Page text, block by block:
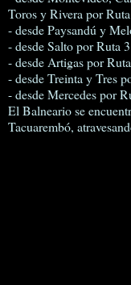
Toros y Rivera por
- desde Paysandú y
- desde Salto por Ruta
- desde Artigas por
- desde Treinta y Tres
- desde Mercedes por
El Balneario se
Tacuarembó,